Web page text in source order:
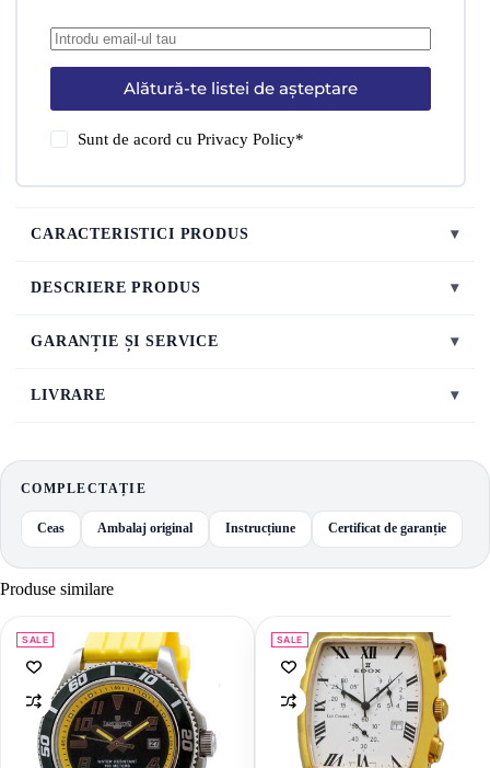
Alătură-te listei de așteptare
Sunt de acord cuPrivacy Policy*
CARACTERISTICI PRODUS ▾
DESCRIERE PRODUS ▾
GARANȚIE ȘI SERVICE ▾
LIVRARE ▾
COMPLECTAȚIE
Ceas Ambalaj original Instrucțiune Certificat de garanție
Produse similare
SALE SALE